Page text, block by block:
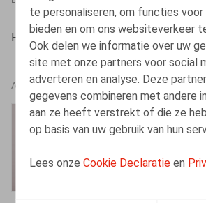
te personaliseren, om functies
bieden en om ons websiteverkeer
Ook delen we informatie over uw
site met onze partners voor social
adverteren en analyse. Deze
gegevens combineren met andere
aan ze heeft verstrekt of die ze
op basis van uw gebruik van hun
Lees onzeCookie Declaratie en
Heylen, B., ​Life & Benefits nr 3, maart
AUTEURS
Barbara